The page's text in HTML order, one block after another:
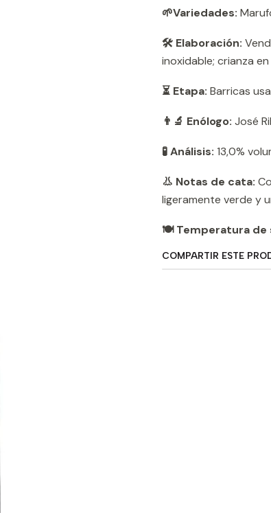
🌱Variedades:
🛠️ Elaboración:
inoxidable; crianza
⏳ Etapa: Barricas
👨‍🔬 Enólogo: José
🧪 Análisis: 13,0%
👃 Notas de cata:
ligeramente verde y
🍽️ Temperatura de
COMPARTIR ESTE